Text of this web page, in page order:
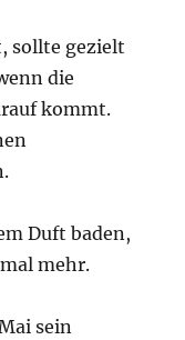
sollte gezielt
die
kommt.
Duft baden,
mehr.
sein